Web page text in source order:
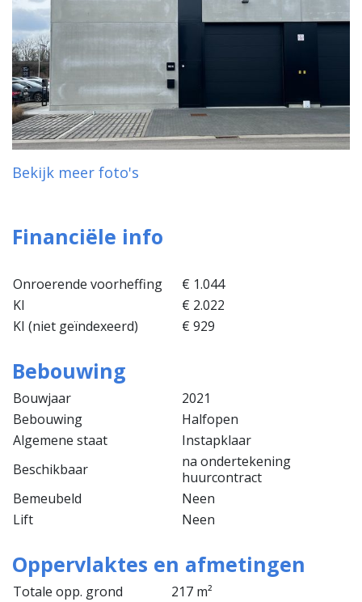
Bekijk meer foto's
Financiële info
Onroerende voorheffing
€ 1.044
KI
€ 2.022
KI (niet geïndexeerd)
€ 929
Bebouwing
Bouwjaar
2021
Bebouwing
Halfopen
Algemene staat
Instapklaar
Beschikbaar
na ondertekening
huurcontract
Bemeubeld
Neen
Lift
Neen
Oppervlaktes en afmetingen
Totale opp. grond
217 m²